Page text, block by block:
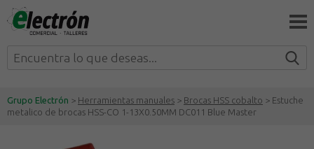
Grupo Electrón > Herramientas manuales > Brocas HSS cobalto > Estuche
metalico de brocas HSS-CO 1-13X0.50MM DC011 Blue Master